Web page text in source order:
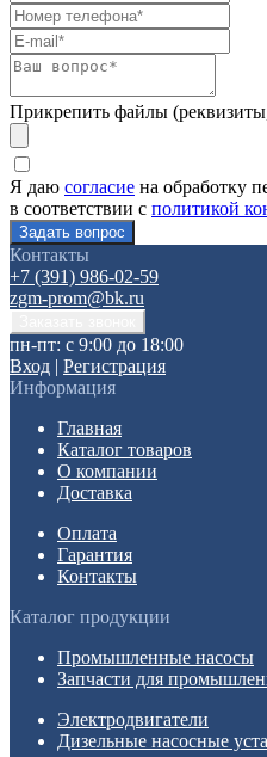
Прикрепить файлы
Я даю согласие на обработку
в соответствии с политикой
Контакты
+7 (391) 986-02-59
zgm-prom@bk.ru
пн-пт: с 9:00 до 18:00
Вход | Регистрация
Информация
Главная
Каталог товаров
О компании
Доставка
Оплата
Гарантия
Контакты
Каталог продукции
Промышленные насосы
Запчасти для
Электродвигатели
Дизельные насосные